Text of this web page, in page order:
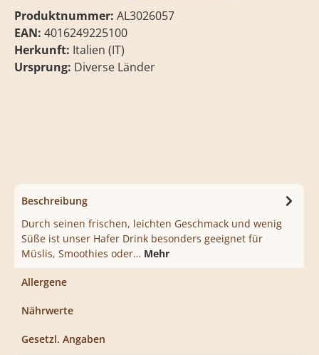
Produktnummer: AL3026057
EAN: 4016249225100
Herkunft: Italien (IT)
Ursprung: Diverse Länder
Beschreibung
Durch seinen frischen, leichten Geschmack und wenig
Süße ist unser Hafer Drink besonders geeignet für
Müslis, Smoothies oder… Mehr
Allergene
Nährwerte
Gesetzl. Angaben